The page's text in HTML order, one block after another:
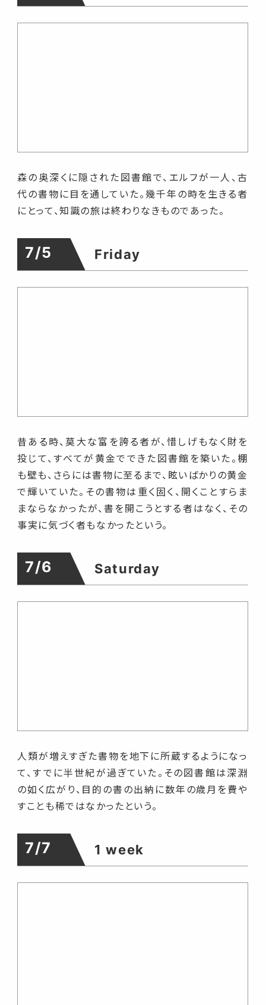
森の奥深くに隠された図書館で、エルフが一人、古
代の書物に目を通していた。幾千年の時を生きる者
にとって、知識の旅は終わりなきものであった。
7/5 Friday
昔ある時、莫大な富を誇る者が、惜しげもなく財を
投じて、すべてが黄金でできた図書館を築いた。棚
も壁も、さらには書物に至るまで、眩いばかりの黄金
で輝いていた。その書物は重く固く、開くことすらま
まならなかったが、書を開こうとする者はなく、その
事実に気づく者もなかったという。
7/6 Saturday
人類が増えすぎた書物を地下に所蔵するようになっ
て、すでに半世紀が過ぎていた。その図書館は深淵
の如く広がり、目的の書の出納に数年の歳月を費や
すことも稀ではなかったという。
7/7 1 week